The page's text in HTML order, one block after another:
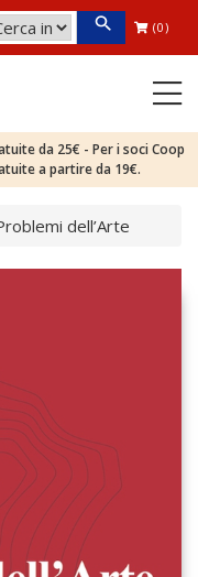
(0)
da 25€ - Per i soci Coop
a partire da 19€.
dell’Arte